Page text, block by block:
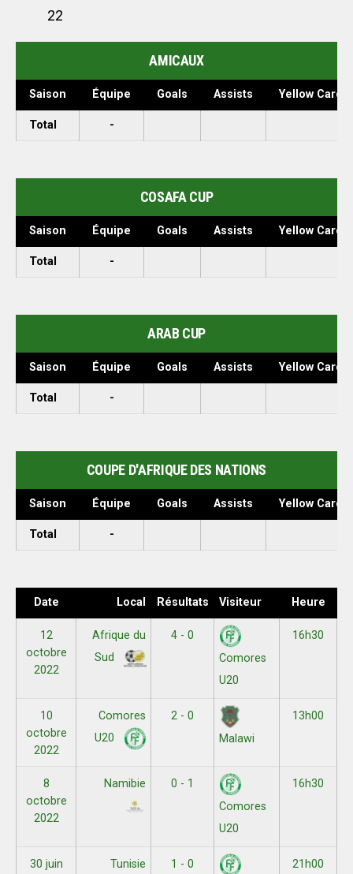
22
AMICAUX
Saison Équipe Goals Assists Yellow Cards
Total -
COSAFA CUP
Saison Équipe Goals Assists Yellow Cards
Total -
ARAB CUP
Saison Équipe Goals Assists Yellow Cards
Total -
COUPE D'AFRIQUE DES NATIONS
Saison Équipe Goals Assists Yellow Cards
Total -
Date Local Résultats Visiteur Heure
12
octobre
2022
Afrique du
Sud
4 - 0
Comores
U20
16h30
10
octobre
2022
Comores
U20
2 - 0
Malawi
13h00
8
octobre
2022
Namibie
0 - 1
Comores
U20
16h30
30 juin
Tunisie
1 - 0
21h00